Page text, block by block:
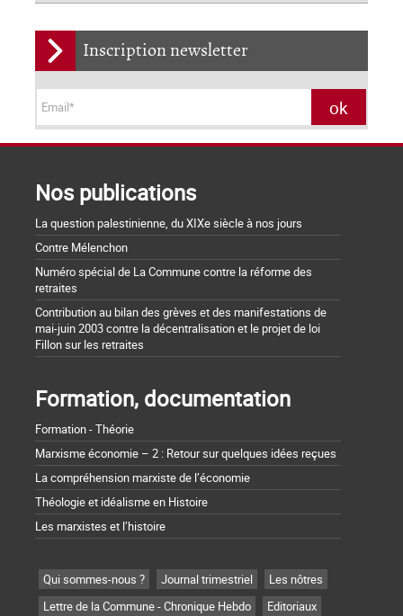
Inscription newsletter
Nos publications
La question palestinienne, du XIXe siècle à nos jours
Contre Mélenchon
Numéro spécial de La Commune contre la réforme des
retraites
Contribution au bilan des grèves et des manifestations de
mai-juin 2003 contre la décentralisation et le projet de loi
Fillon sur les retraites
Formation, documentation
Formation - Théorie
Marxisme économie – 2 : Retour sur quelques idées reçues
La compréhension marxiste de l’économie
Théologie et idéalisme en Histoire
Les marxistes et l’histoire
Qui sommes-nous ? Journal trimestriel
Les nôtres
Lettre de la Commune - Chronique Hebdo
Editoriaux